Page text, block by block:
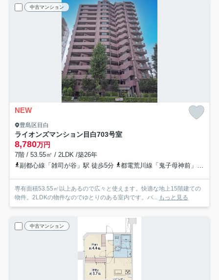
中古マンション
NEW
豊島区目白
ライオンズマンション目白703号室
8,780万円
7階 / 53.55㎡ / 2LDK /築26年
副都心線「雑司が谷」駅 徒歩5分
都電荒川線「鬼子母神前」駅 徒歩6分
専有面積53.55㎡以上あるので広々と使えます。快適な地上15階建ての
物件。2LDKの物件なのでゆとりのある室内です。バ... もっと見る
中古マンション